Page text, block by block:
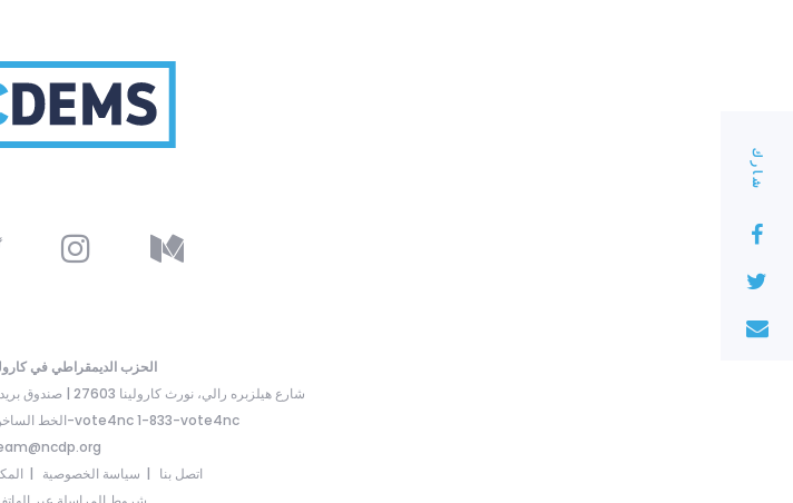
شارك
الحزب الديمقراطي في
220 شارع هيلزبره رالي، نورث كارولينا 27603 | صندوق بريد 1926 رالي نورث كارولينا 27602
الخط الساخن لمساعدة الناخبين: 1-833-vote4nc 1-833-vote4nc
المكتب
سياسة الخصوصية
اتصل بنا